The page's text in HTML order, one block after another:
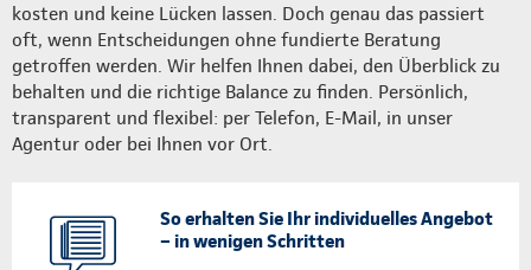
kosten und keine Lücken lassen. Doch genau das passiert
oft, wenn Entscheidungen ohne fundierte Beratung
getroffen werden. Wir helfen Ihnen dabei, den Überblick zu
behalten und die richtige Balance zu finden. Persönlich,
transparent und flexibel: per Telefon, E-Mail, in unser
Agentur oder bei Ihnen vor Ort.
So erhalten Sie Ihr individuelles Angebot
– in wenigen Schritten